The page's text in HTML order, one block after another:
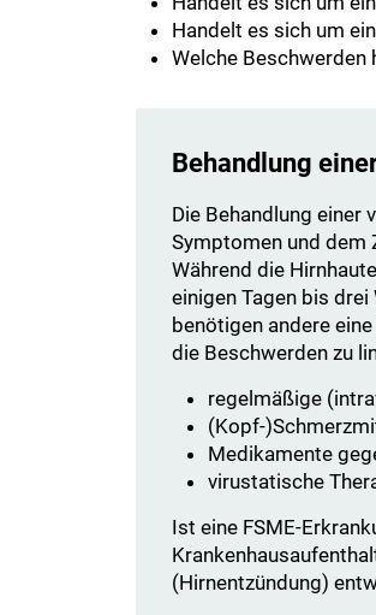
Handelt es sich um
Welche
Behandlung
Die Behandlung einer
Symptomen und dem
Während die
einigen Tagen bis
benötigen andere
die Beschwerden zu
regelmäßige
(Kopf-
Medikamente
virustatische
Ist eine FSME-
(Hirnentzündung)